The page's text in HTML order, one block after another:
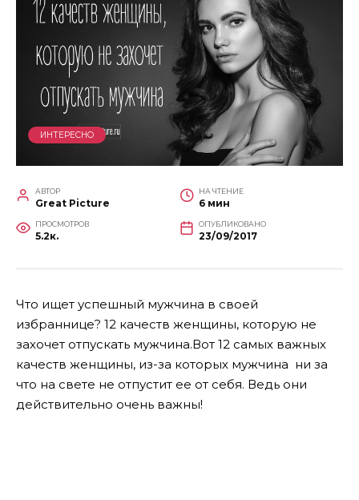
ИНТЕРЕСНО
АВТОР
Great Picture
НА ЧТЕНИЕ
6 мин
ПРОСМОТРОВ
5.2к.
ОПУБЛИКОВАНО
23/09/2017
Что ищет успешный мужчина в своей
избраннице? 12 качеств женщины, которую не
захочет отпускать мужчина.Вот 12 самых важных
качеств женщины, из-за которых мужчина ни за
что на свете не отпустит ее от себя. Ведь они
действительно очень важны!